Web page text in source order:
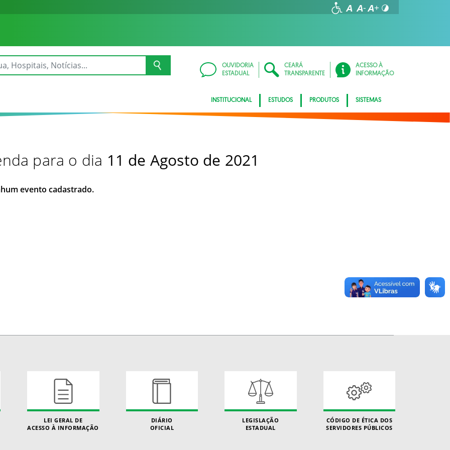
OUVIDORIA
ESTADUAL
CEARÁ
TRANSPARENTE
ACESSO À
INFORMAÇÃO
INSTITUCIONAL ESTUDOS PRODUTOS SISTEMAS
para o dia 11 de Agosto de 2021
evento cadastrado.
LEI GERAL DE
ACESSO À INFORMAÇÃO
DIÁRIO
OFICIAL
LEGISLAÇÃO
ESTADUAL
CÓDIGO DE ÉTICA DOS
SERVIDORES PÚBLICOS